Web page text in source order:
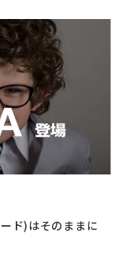
ド)はそのままに